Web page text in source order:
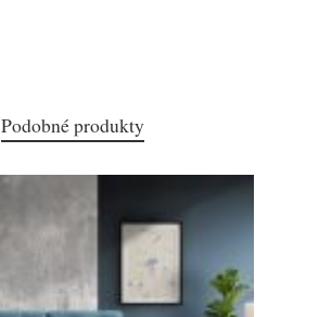
Podobné produkty